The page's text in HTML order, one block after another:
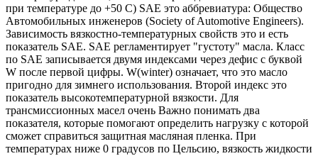
при температуре до +50 С) SAE это аббревиатура: Общество
Автомобильных инженеров (Society of Automotive Engineers).
Зависимость вязкостно-температурных свойств это и есть
показатель SAE. SAE регламентирует "густоту" масла. Класс
по SAE записывается двумя индексами через дефис с буквой
W после первой цифры. W(winter) означает, что это масло
пригодно для зимнего использования. Второй индекс это
показатель высокотемпературной вязкости. Для
трансмиссионных масел очень Важно понимать два
показателя, которые помогают определить нагрузку с которой
сможет справиться защитная масляная пленка. При
температурах ниже 0 градусов по Цельсию, вязкость жидкости